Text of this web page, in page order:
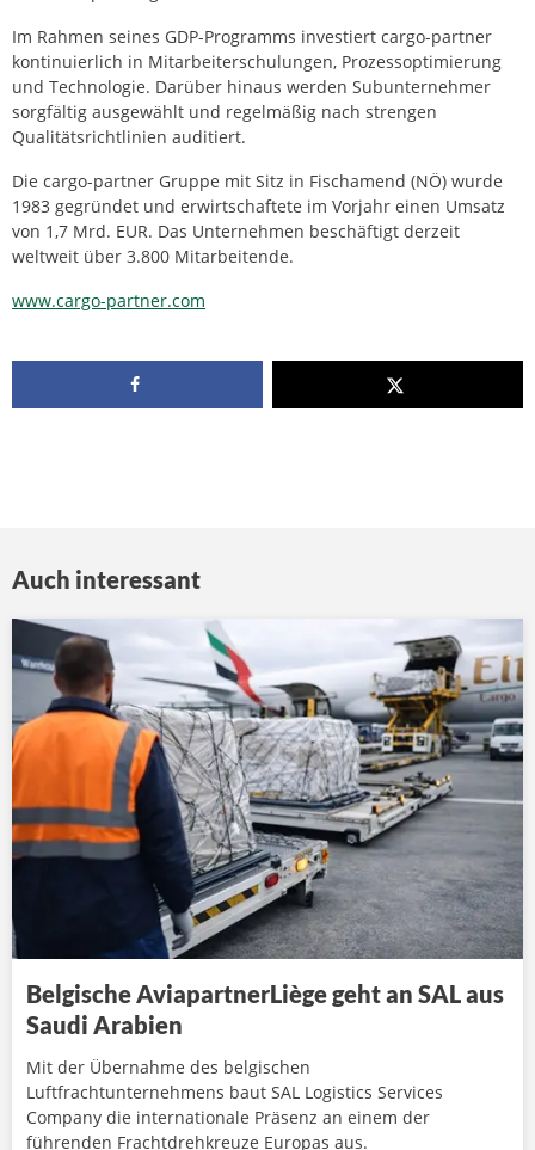
Im Rahmen seines GDP-Programms investiert cargo-partner
kontinuierlich in Mitarbeiterschulungen, Prozessoptimierung
und Technologie. Darüber hinaus werden Subunternehmer
sorgfältig ausgewählt und regelmäßig nach strengen
Qualitätsrichtlinien auditiert.
Die cargo-partner Gruppe mit Sitz in Fischamend (NÖ) wurde
1983 gegründet und erwirtschaftete im Vorjahr einen Umsatz
von 1,7 Mrd. EUR. Das Unternehmen beschäftigt derzeit
weltweit über 3.800 Mitarbeitende.
www.cargo-partner.com
Auch interessant
Belgische AviapartnerLiège geht an SAL aus
Saudi Arabien
Mit der Übernahme des belgischen
Luftfrachtunternehmens baut SAL Logistics Services
Company die internationale Präsenz an einem der
führenden Frachtdrehkreuze Europas aus.